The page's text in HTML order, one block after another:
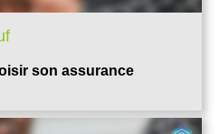
son assurance